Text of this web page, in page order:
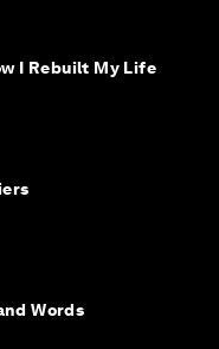
I Rebuilt My Life
Words